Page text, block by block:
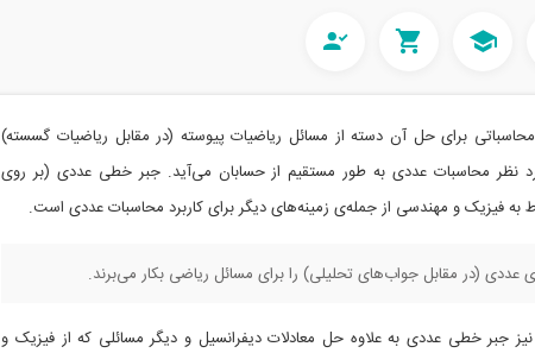
برای حل آن دسته از مسائل ریاضیات پیوسته (در مقابل ریاضیات گسسته)
نظر محاسبات عددی به طور مستقیم از حسابان می‌آید. جبر خطی عددی (بر روی
فیزیک و مهندسی از جمله‌ی زمینه‌های دیگر برای کاربرد محاسبات عددی است.
(در مقابل جواب‌های تحلیلی) را برای مسائل ریاضی بکار می‌برند.
جبر خطی عددی به علاوه حل معادلات دیفرانسیل و دیگر مسائلی که از فیزیک و